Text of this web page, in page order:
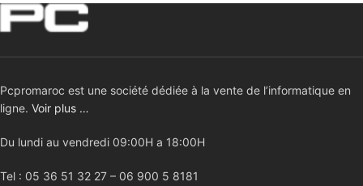
Pcpromaroc est une société dédiée à la vente de l’informatique en
ligne. Voir plus …
Du lundi au vendredi 09:00H a 18:00H
Tel : 05 36 51 32 27 – 06 900 5 8181